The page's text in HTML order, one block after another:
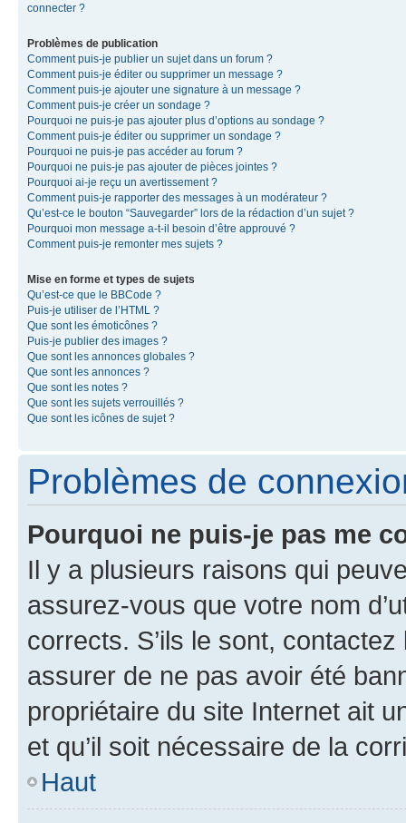
connecter ?
Problèmes de publication
Comment puis-je publier un sujet dans un forum ?
Comment puis-je éditer ou supprimer un message ?
Comment puis-je ajouter une signature à un message ?
Comment puis-je créer un sondage ?
Pourquoi ne puis-je pas ajouter plus d’options au sondage ?
Comment puis-je éditer ou supprimer un sondage ?
Pourquoi ne puis-je pas accéder au forum ?
Pourquoi ne puis-je pas ajouter de pièces jointes ?
Pourquoi ai-je reçu un avertissement ?
Comment puis-je rapporter des messages à un modérateur ?
Qu’est-ce le bouton “Sauvegarder” lors de la rédaction d’un sujet ?
Pourquoi mon message a-t-il besoin d’être approuvé ?
Comment puis-je remonter mes sujets ?
Mise en forme et types de sujets
Qu’est-ce que le BBCode ?
Puis-je utiliser de l’HTML ?
Que sont les émoticônes ?
Puis-je publier des images ?
Que sont les annonces globales ?
Que sont les annonces ?
Que sont les notes ?
Que sont les sujets verrouillés ?
Que sont les icônes de sujet ?
Problèmes de
Pourquoi ne puis-je pas me
Il y a plusieurs raisons qui
assurez-vous que votre nom
corrects. S’ils le sont,
assurer de ne pas avoir été
propriétaire du site Internet ait
et qu’il soit nécessaire de la
Haut